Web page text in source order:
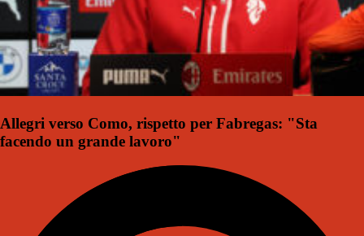
Allegri verso Como, rispetto per Fabregas: "Sta
facendo un grande lavoro"